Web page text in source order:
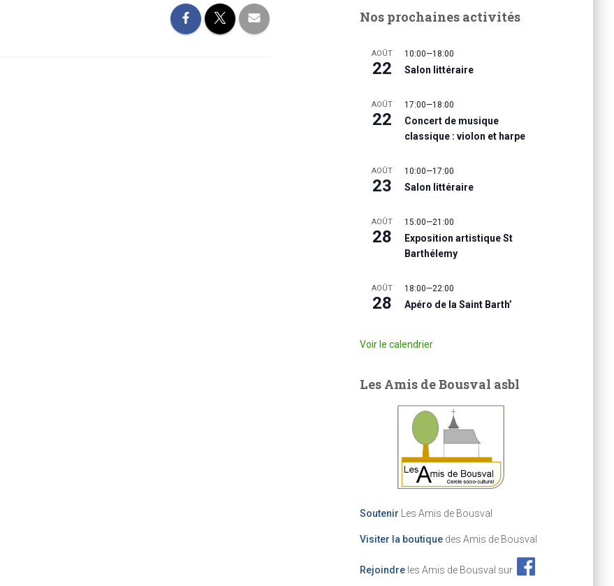
Nos prochaines activités
AOÛT
22
10:00—18:00
Salon littéraire
AOÛT
22
17:00—18:00
Concert de musique
classique : violon et harpe
AOÛT
23
10:00—17:00
Salon littéraire
AOÛT
28
15:00—21:00
Exposition artistique St
Barthélemy
AOÛT
28
18:00—22:00
Apéro de la Saint Barth’
Voir le calendrier
Les Amis de Bousval asbl
Soutenir Les Amis de Bousval
Visiter la boutiquedes Amis de Bousval
Rejoindreles Amis de Bousval sur